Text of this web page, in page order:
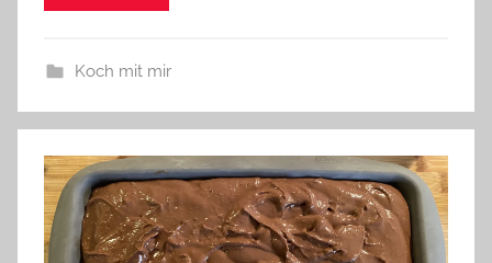
Koch mit mir